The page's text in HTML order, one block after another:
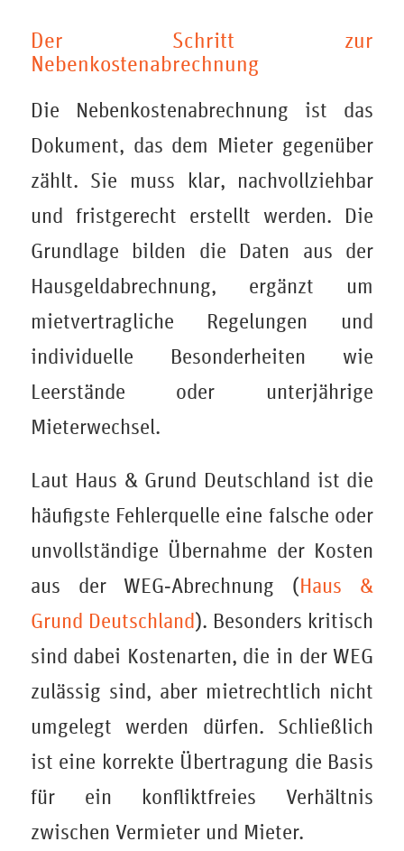
Der Schritt zur
Nebenkostenabrechnung
Die Nebenkostenabrechnung ist das
Dokument, das dem Mieter gegenüber
zählt. Sie muss klar, nachvollziehbar
und fristgerecht erstellt werden. Die
Grundlage bilden die Daten aus der
Hausgeldabrechnung, ergänzt um
mietvertragliche Regelungen und
individuelle Besonderheiten wie
Leerstände oder unterjährige
Mieterwechsel.
Laut Haus & Grund Deutschland ist die
häufigste Fehlerquelle eine falsche oder
unvollständige Übernahme der Kosten
aus der WEG‑Abrechnung (Haus &
Grund Deutschland). Besonders kritisch
sind dabei Kostenarten, die in der WEG
zulässig sind, aber mietrechtlich nicht
umgelegt werden dürfen. Schließlich
ist eine korrekte Übertragung die Basis
für ein konfliktfreies Verhältnis
zwischen Vermieter und Mieter.